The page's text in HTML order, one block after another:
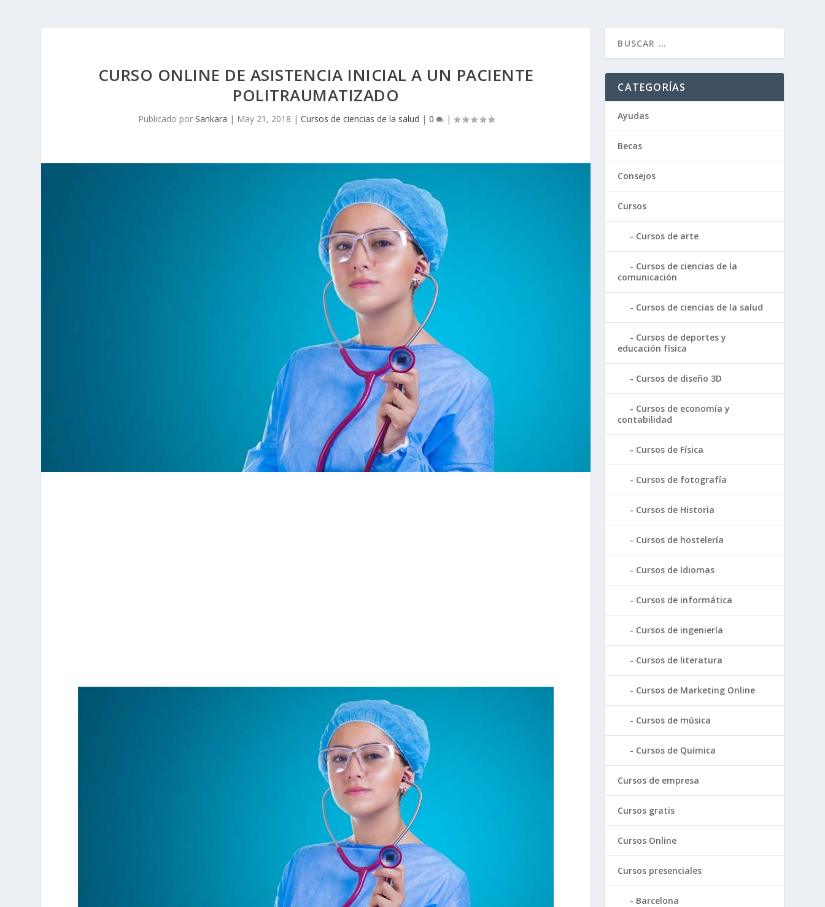
CURSO ONLINE DE ASISTENCIA INICIAL A UN PACIENTE
POLITRAUMATIZADO
Publicado por Sankara | May 21, 2018 | Cursos de ciencias de la salud | 0 |
CATEGORÍAS
Ayudas
Becas
Consejos
Cursos
Cursos de arte
Cursos de ciencias de la
comunicación
Cursos de ciencias de la salud
Cursos de deportes y
educación física
Cursos de diseño 3D
Cursos de economía y
contabilidad
Cursos de Física
Cursos de fotografía
Cursos de Historia
Cursos de hostelería
Cursos de Idiomas
Cursos de informática
Cursos de ingeniería
Cursos de literatura
Cursos de Marketing Online
Cursos de música
Cursos de Química
Cursos de empresa
Cursos gratis
Cursos Online
Cursos presenciales
Barcelona